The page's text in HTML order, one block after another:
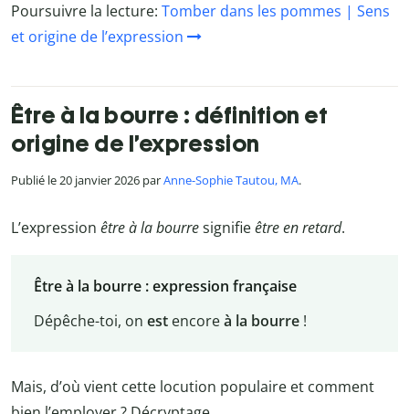
Poursuivre la lecture: Tomber dans les pommes | Sens
et origine de l’expression
Être à la bourre : définition et
origine de l’expression
Publié le 20 janvier 2026 parAnne-Sophie Tautou, MA.
L’expression être à la bourresignifieêtre en retard.
Être à la bourre : expression française
Dépêche-toi, on estencoreà la bourre!
Mais, d’où vient cette locution populaire et comment